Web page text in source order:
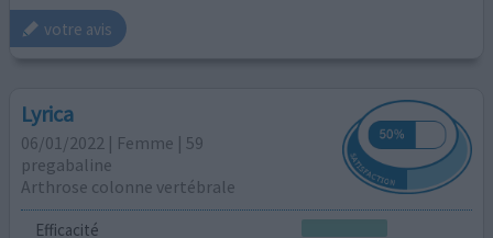
votre avis
Lyrica
06/01/2022 | Femme | 59
pregabaline
Arthrose colonne vertébrale
Efficacité